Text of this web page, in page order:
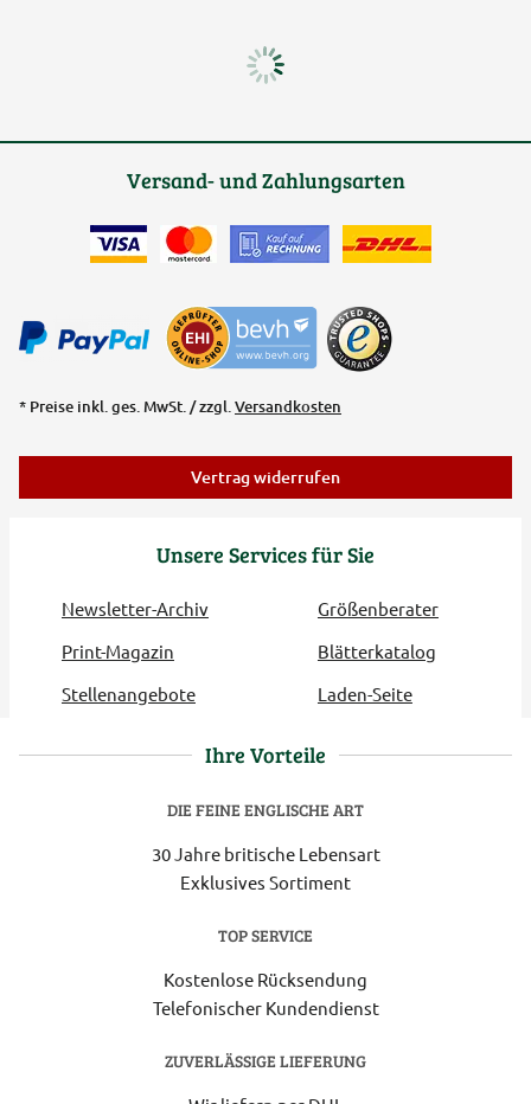
Unsere Services für Sie
Newsletter-Archiv
Größenberater
Print-Magazin
Blätterkatalog
Stellenangebote
Laden-Seite
Versand- und Zahlungsarten
* Preise inkl. ges. MwSt. / zzgl.Versandkosten
Vertrag widerrufen
Ihre Vorteile
DIE FEINE ENGLISCHE ART
30 Jahre britische Lebensart
Exklusives Sortiment
TOP SERVICE
Kostenlose Rücksendung
Telefonischer Kundendienst
ZUVERLÄSSIGE LIEFERUNG